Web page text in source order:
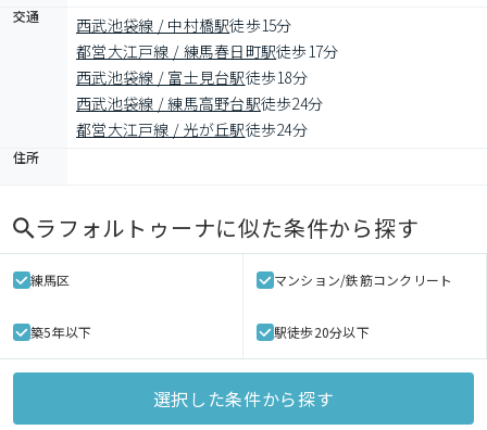
交通 西武池袋線 / 中村橋駅徒歩15分
都営大江戸線 / 練馬春日町駅徒歩17分
西武池袋線 / 富士見台駅徒歩18分
西武池袋線 / 練馬高野台駅徒歩24分
都営大江戸線 / 光が丘駅徒歩24分
住所
ラフォルトゥーナに似た条件から探す
練馬区 マンション/鉄筋コンクリート
築5年以下 駅徒歩20分以下
選択した条件から探す